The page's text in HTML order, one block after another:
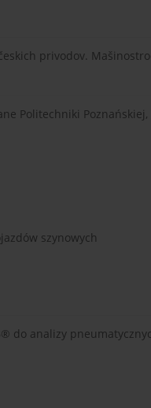
privodov.
Politechniki Poznańskiej,
szynowych
do analizy